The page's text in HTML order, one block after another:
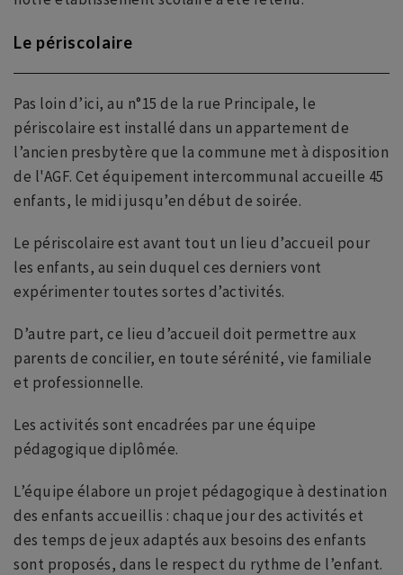
Le périscolaire
Pas loin d’ici, au n°15 de la rue Principale, le
périscolaire est installé dans un appartement de
l’ancien presbytère que la commune met à disposition
de l'AGF. Cet équipement intercommunal accueille 45
enfants, le midi jusqu’en début de soirée.
Le périscolaire est avant tout un lieu d’accueil pour
les enfants, au sein duquel ces derniers vont
expérimenter toutes sortes d’activités.
D’autre part, ce lieu d’accueil doit permettre aux
parents de concilier, en toute sérénité, vie familiale
et professionnelle.
Les activités sont encadrées par une équipe
pédagogique diplômée.
L’équipe élabore un projet pédagogique à destination
des enfants accueillis : chaque jour des activités et
des temps de jeux adaptés aux besoins des enfants
sont proposés, dans le respect du rythme de l’enfant.